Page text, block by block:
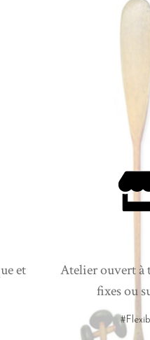
et
Atelier ouvert à
fixes ou